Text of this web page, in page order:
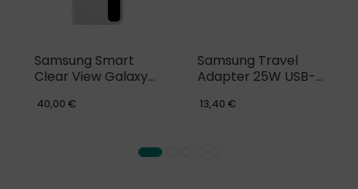
Samsung Smart
Clear View Galaxy
40,00 €
Samsung Travel
Adapter 25W USB-
13,40 €